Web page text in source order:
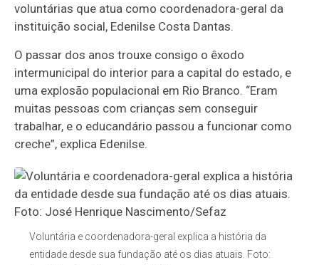
voluntárias que atua como coordenadora-geral da
instituição social, Edenilse Costa Dantas.
O passar dos anos trouxe consigo o êxodo
intermunicipal do interior para a capital do estado, e
uma explosão populacional em Rio Branco. “Eram
muitas pessoas com crianças sem conseguir
trabalhar, e o educandário passou a funcionar como
creche”, explica Edenilse.
Voluntária e coordenadora-geral explica a história da
entidade desde sua fundação até os dias atuais. Foto: